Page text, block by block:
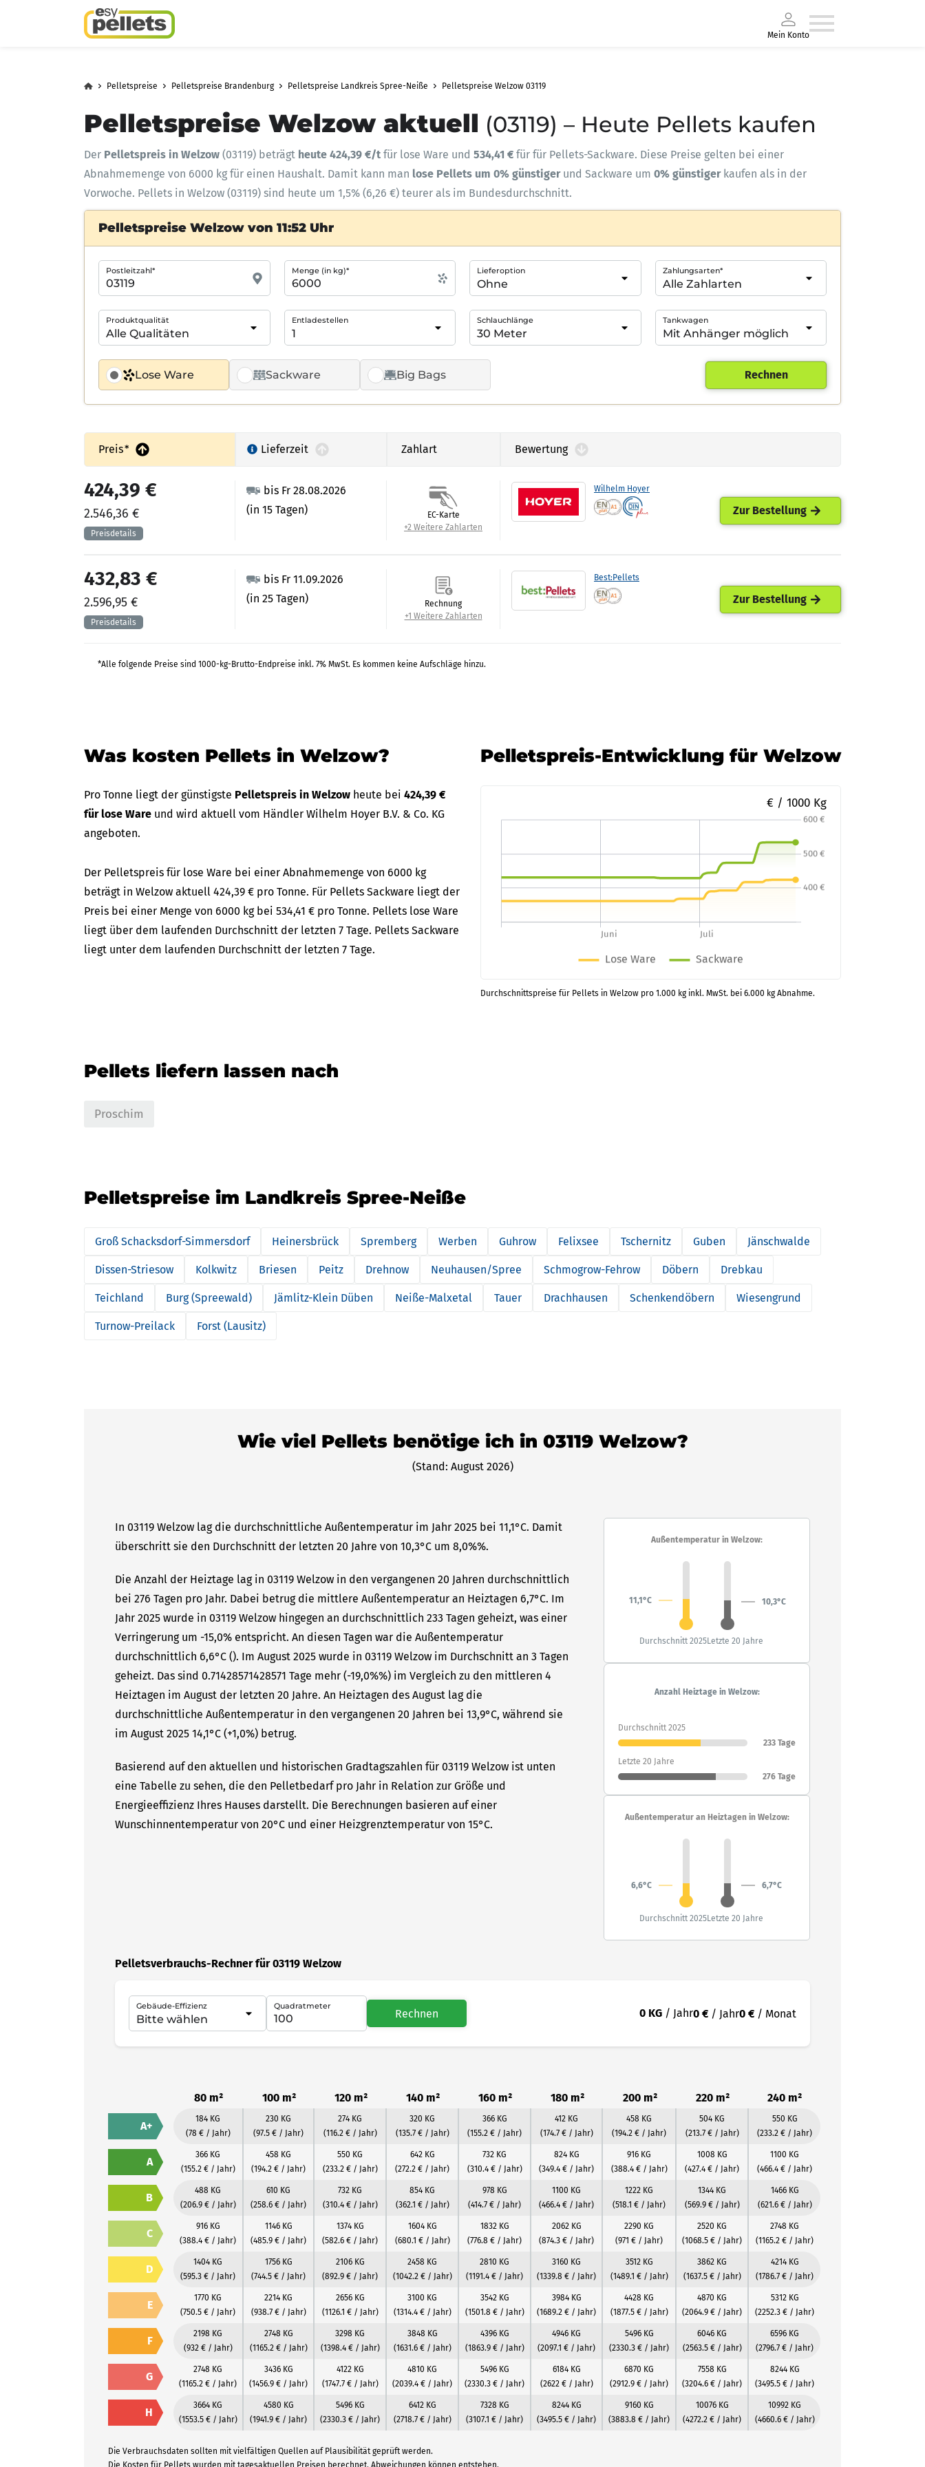
Mein Konto
Pelletspreise Pelletspreise Brandenburg Pelletspreise Landkreis Spree-Neiße Pelletspreise Welzow 03119
Pelletspreise Welzow aktuell (03119) – Heute Pellets kaufen
Der Pelletspreis in Welzow (03119) beträgt heute 424,39 €/t für lose Ware und 534,41 € für für Pellets-Sackware. Diese Preise gelten bei einer
Abnahmemenge von 6000 kg für einen Haushalt. Damit kann man lose Pellets um 0% günstiger und Sackware um 0% günstigerkaufen als in der
Vorwoche. Pellets in Welzow (03119) sind heute um 1,5% (6,26 €) teurer als im Bundesdurchschnitt.
Pelletspreise Welzow von 11:52 Uhr
Lose Ware Sackware Big Bags
Postleitzahl* Menge (in kg)* Lieferoption Zahlungsarten*
Produktqualität Entladestellen Schlauchlänge Tankwagen
Rechnen
Preis* Lieferzeit Zahlart Bewertung
Wilhelm Hoyer
bis Fr 28.08.2026
(in 15 Tagen)
424,39 €
2.546,36 €
EC-Karte
+2 Weitere Zahlarten
Zur Bestellung
Best:Pellets
bis Fr 11.09.2026
(in 25 Tagen)
432,83 €
2.596,95 €
Rechnung
+1 Weitere Zahlarten
Zur Bestellung
*Alle folgende Preise sind 1000-kg-Brutto-Endpreise inkl. 7% MwSt. Es kommen keine Aufschläge hinzu.
Was kosten Pellets in Welzow?
Pro Tonne liegt der günstigste Pelletspreis in Welzow heute bei 424,39 €
für lose Ware und wird aktuell vom Händler Wilhelm Hoyer B.V. & Co. KG
angeboten.
Der Pelletspreis für lose Ware bei einer Abnahmemenge von 6000 kg
beträgt in Welzow aktuell 424,39 € pro Tonne. Für Pellets Sackware liegt der
Preis bei einer Menge von 6000 kg bei 534,41 € pro Tonne. Pellets lose Ware
liegt über dem laufenden Durchschnitt der letzten 7 Tage. Pellets Sackware
liegt unter dem laufenden Durchschnitt der letzten 7 Tage.
Pelletspreis-Entwicklung für Welzow
€ / 1000 Kg
Durchschnittspreise für Pellets in Welzow pro 1.000 kg inkl. MwSt. bei 6.000 kg Abnahme.
Pellets liefern lassen nach
Proschim
Pelletspreise im Landkreis Spree-Neiße
Groß Schacksdorf-Simmersdorf Heinersbrück Spremberg Werben Guhrow Felixsee Tschernitz Guben Jänschwalde
Dissen-Striesow Kolkwitz Briesen Peitz Drehnow Neuhausen/Spree Schmogrow-Fehrow Döbern Drebkau
Teichland Burg (Spreewald) Jämlitz-Klein Düben Neiße-Malxetal Tauer Drachhausen Schenkendöbern Wiesengrund
Turnow-Preilack Forst (Lausitz)
Wie viel Pellets benötige ich in 03119 Welzow?
(Stand: August 2026)
In 03119 Welzow lag die durchschnittliche Außentemperatur im Jahr 2025 bei 11,1°C. Damit
überschritt sie den Durchschnitt der letzten 20 Jahre von 10,3°C um 8,0%%.
Die Anzahl der Heiztage lag in 03119 Welzow in den vergangenen 20 Jahren durchschnittlich
bei 276 Tagen pro Jahr. Dabei betrug die mittlere Außentemperatur an Heiztagen 6,7°C. Im
Jahr 2025 wurde in 03119 Welzow hingegen an durchschnittlich 233 Tagen geheizt, was einer
Verringerung um -15,0% entspricht. An diesen Tagen war die Außentemperatur
durchschnittlich 6,6°C (). Im August 2025 wurde in 03119 Welzow im Durchschnitt an 3 Tagen
geheizt. Das sind 0.71428571428571 Tage mehr (-19,0%%) im Vergleich zu den mittleren 4
Heiztagen im August der letzten 20 Jahre. An Heiztagen des August lag die
durchschnittliche Außentemperatur in den vergangenen 20 Jahren bei 13,9°C, während sie
im August 2025 14,1°C (+1,0%) betrug.
Basierend auf den aktuellen und historischen Gradtagszahlen für 03119 Welzow ist unten
eine Tabelle zu sehen, die den Pelletbedarf pro Jahr in Relation zur Größe und
Energieeffizienz Ihres Hauses darstellt. Die Berechnungen basieren auf einer
Wunschinnentemperatur von 20°C und einer Heizgrenztemperatur von 15°C.
Außentemperatur in Welzow:
11,1°C 10,3°C
Durchschnitt 2025Letzte 20 Jahre
Anzahl Heiztage in Welzow:
Durchschnitt 2025
233 Tage
Letzte 20 Jahre
276 Tage
Außentemperatur an Heiztagen in Welzow:
6,6°C 6,7°C
Durchschnitt 2025Letzte 20 Jahre
Pelletsverbrauchs-Rechner für 03119 Welzow
Gebäude-Effizienz Quadratmeter
Rechnen 0 KG / Jahr0 € / Jahr0 € / Monat
80 m² 100 m² 120 m² 140 m² 160 m² 180 m² 200 m² 220 m² 240 m²
A+
184 KG
(78 € / Jahr)
230 KG
(97.5 € / Jahr)
274 KG
(116.2 € / Jahr)
320 KG
(135.7 € / Jahr)
366 KG
(155.2 € / Jahr)
412 KG
(174.7 € / Jahr)
458 KG
(194.2 € / Jahr)
504 KG
(213.7 € / Jahr)
550 KG
(233.2 € / Jahr)
A
366 KG
(155.2 € / Jahr)
458 KG
(194.2 € / Jahr)
550 KG
(233.2 € / Jahr)
642 KG
(272.2 € / Jahr)
732 KG
(310.4 € / Jahr)
824 KG
(349.4 € / Jahr)
916 KG
(388.4 € / Jahr)
1008 KG
(427.4 € / Jahr)
1100 KG
(466.4 € / Jahr)
B
488 KG
(206.9 € / Jahr)
610 KG
(258.6 € / Jahr)
732 KG
(310.4 € / Jahr)
854 KG
(362.1 € / Jahr)
978 KG
(414.7 € / Jahr)
1100 KG
(466.4 € / Jahr)
1222 KG
(518.1 € / Jahr)
1344 KG
(569.9 € / Jahr)
1466 KG
(621.6 € / Jahr)
C
916 KG
(388.4 € / Jahr)
1146 KG
(485.9 € / Jahr)
1374 KG
(582.6 € / Jahr)
1604 KG
(680.1 € / Jahr)
1832 KG
(776.8 € / Jahr)
2062 KG
(874.3 € / Jahr)
2290 KG
(971 € / Jahr)
2520 KG
(1068.5 € / Jahr)
2748 KG
(1165.2 € / Jahr)
D
1404 KG
(595.3 € / Jahr)
1756 KG
(744.5 € / Jahr)
2106 KG
(892.9 € / Jahr)
2458 KG
(1042.2 € / Jahr)
2810 KG
(1191.4 € / Jahr)
3160 KG
(1339.8 € / Jahr)
3512 KG
(1489.1 € / Jahr)
3862 KG
(1637.5 € / Jahr)
4214 KG
(1786.7 € / Jahr)
E
1770 KG
(750.5 € / Jahr)
2214 KG
(938.7 € / Jahr)
2656 KG
(1126.1 € / Jahr)
3100 KG
(1314.4 € / Jahr)
3542 KG
(1501.8 € / Jahr)
3984 KG
(1689.2 € / Jahr)
4428 KG
(1877.5 € / Jahr)
4870 KG
(2064.9 € / Jahr)
5312 KG
(2252.3 € / Jahr)
F
2198 KG
(932 € / Jahr)
2748 KG
(1165.2 € / Jahr)
3298 KG
(1398.4 € / Jahr)
3848 KG
(1631.6 € / Jahr)
4396 KG
(1863.9 € / Jahr)
4946 KG
(2097.1 € / Jahr)
5496 KG
(2330.3 € / Jahr)
6046 KG
(2563.5 € / Jahr)
6596 KG
(2796.7 € / Jahr)
G
2748 KG
(1165.2 € / Jahr)
3436 KG
(1456.9 € / Jahr)
4122 KG
(1747.7 € / Jahr)
4810 KG
(2039.4 € / Jahr)
5496 KG
(2330.3 € / Jahr)
6184 KG
(2622 € / Jahr)
6870 KG
(2912.9 € / Jahr)
7558 KG
(3204.6 € / Jahr)
8244 KG
(3495.5 € / Jahr)
H
3664 KG
(1553.5 € / Jahr)
4580 KG
(1941.9 € / Jahr)
5496 KG
(2330.3 € / Jahr)
6412 KG
(2718.7 € / Jahr)
7328 KG
(3107.1 € / Jahr)
8244 KG
(3495.5 € / Jahr)
9160 KG
(3883.8 € / Jahr)
10076 KG
(4272.2 € / Jahr)
10992 KG
(4660.6 € / Jahr)
Die Verbrauchsdaten sollten mit vielfältigen Quellen auf Plausibilität geprüft werden.
Die Kosten für Pellets wurden mit tagesaktuellen Preisen berechnet. Abweichungen können entstehen.